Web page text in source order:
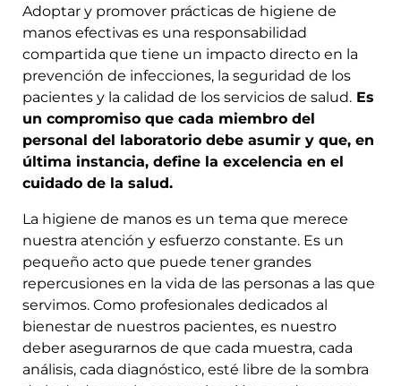
Adoptar y promover prácticas de higiene de
manos efectivas es una responsabilidad
compartida que tiene un impacto directo en la
prevención de infecciones, la seguridad de los
pacientes y la calidad de los servicios de salud. Es
un compromiso que cada miembro del
personal del laboratorio debe asumir y que, en
última instancia, define la excelencia en el
cuidado de la salud.
La higiene de manos es un tema que merece
nuestra atención y esfuerzo constante. Es un
pequeño acto que puede tener grandes
repercusiones en la vida de las personas a las que
servimos. Como profesionales dedicados al
bienestar de nuestros pacientes, es nuestro
deber asegurarnos de que cada muestra, cada
análisis, cada diagnóstico, esté libre de la sombra